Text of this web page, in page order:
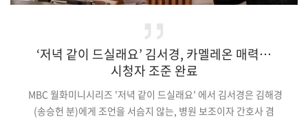
‘저녁 같이 드실래요’ 김서경, 카멜레온 매력…
시청자 조준 완료
MBC 월화미니시리즈 '저녁 같이 드실래요' 에서 김서경은 김해경
(송승헌 분)에게 조언을 서슴지 않는, 병원 보조이자 간호사 겸